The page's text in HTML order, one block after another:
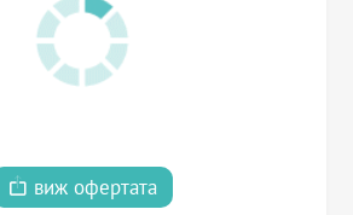
виж офертата